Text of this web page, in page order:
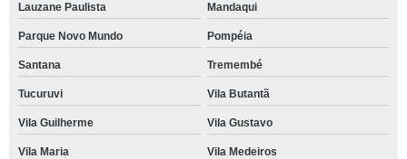
Lauzane Paulista Mandaqui
Parque Novo Mundo Pompéia
Santana Tremembé
Tucuruvi Vila Butantã
Vila Guilherme Vila Gustavo
Vila Maria Vila Medeiros